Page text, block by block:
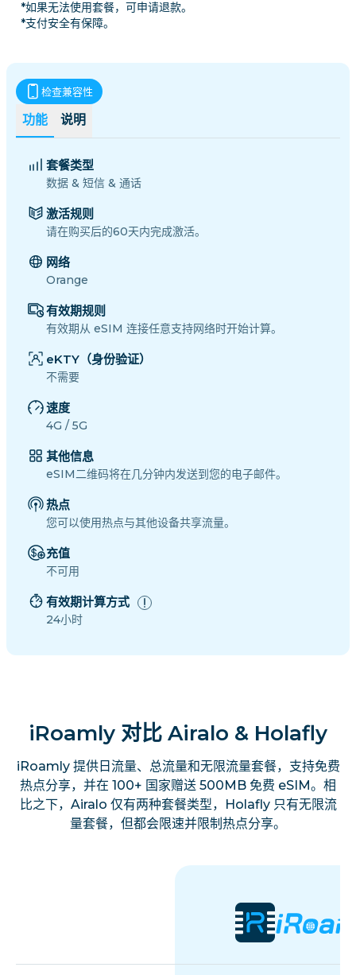
*如果无法使用套餐，可申请退款。
*支付安全有保障。
功能 说明
检查兼容性
套餐类型
数据 & 短信 & 通话
激活规则
请在购买后的60天内完成激活。
网络
Orange
有效期规则
有效期从 eSIM 连接任意支持网络时开始计算。
eKTY（身份验证）
不需要
速度
4G / 5G
其他信息
eSIM二维码将在几分钟内发送到您的电子邮件。
热点
您可以使用热点与其他设备共享流量。
充值
不可用
有效期计算方式
24小时
iRoamly 对比 Airalo & Holafly
iRoamly 提供日流量、总流量和无限流量套餐，支持免费
热点分享，并在 100+ 国家赠送 500MB 免费 eSIM。相
比之下，Airalo 仅有两种套餐类型，Holafly 只有无限流
量套餐，但都会限速并限制热点分享。